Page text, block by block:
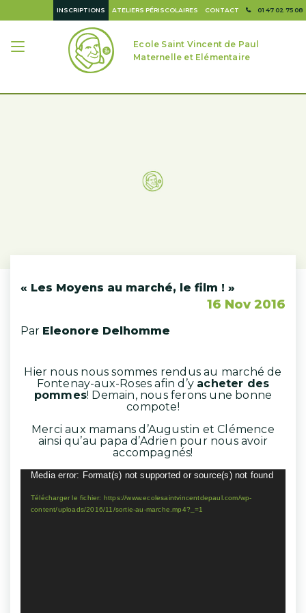
01 47 02 75 08
CONTACT
ATELIERS PÉRISCOLAIRES
INSCRIPTIONS
Ecole Saint Vincent de Paul
Maternelle et Elémentaire
« Les Moyens au marché, le film ! »
16 Nov 2016
Par Eleonore Delhomme
Hier nous nous sommes rendus au marché de
Fontenay-aux-Roses afin d’y acheter des
pommes! Demain, nous ferons une bonne
compote!
Merci aux mamans d’Augustin et Clémence
ainsi qu’au papa d’Adrien pour nous avoir
accompagnés!
Lecteur
Media error: Format(s) not supported or source(s) not found
Télécharger le fichier: https://www.ecolesaintvincentdepaul.com/wp-
content/uploads/2016/11/sortie-au-marche.mp4?_=1